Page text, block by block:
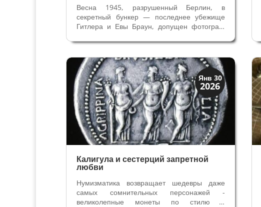
Весна 1945, разрушенный Берлин, в
секретный бункер — последнее убежище
Гитлера и Евы Браун, допущен фотограф
Вандиверт. Он сделал фотографии бункера
— диван, сломанная мебель, разбросанные
в беспорядке бумаги и советские солдаты,...
Янв 30
2026
История
Клады и медали
Калигула и сестерций запретной
любви
Нумизматика возвращает шедевры даже
самых сомнительных персонажей -
великолепные монеты по стилю и